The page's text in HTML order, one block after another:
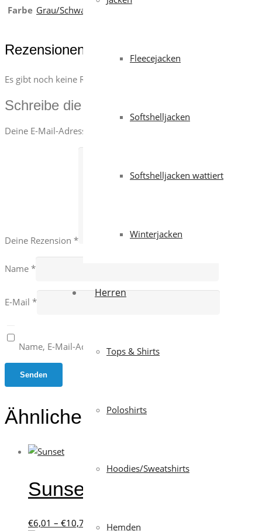
Fleecejacken
Softshelljacken
Softshelljacken wattiert
Winterjacken
Herren
Tops & Shirts
Poloshirts
Hoodies/Sweatshirts
Hemden
Farbe Grau/Schwarz
Rezensionen
Es gibt noch keine Rezensionen.
Schreibe die erste Rezension für „P/CUT
Deine E-Mail-Adresse wird nicht veröffentlicht. Erforderliche
Deine Rezension *
Name *
E-Mail *
Name, E-Mail-Adresse und Website in diesem Browser für
Ähnliche Produkte
Sunset
€6,01 – €10,73
Preisspanne:
Ausführung wählen